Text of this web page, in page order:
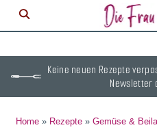
Keine neuen Rezepte
Newsletter
Home» Rezepte» Gemüse &